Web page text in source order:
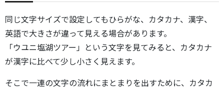
同じ文字サイズで設定してもひらがな、カタカナ、漢字、
英語で大きさが違って見える場合があります。
「ウユニ塩湖ツアー」という文字を見てみると、カタカナ
が漢字に比べて少し小さく見えます。
そこで一連の文字の流れにまとまりを出すために、カタカ